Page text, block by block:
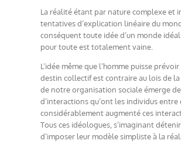
La réalité étant par nature complexe et
tentatives d’explication linéaire du
conséquent toute idée d’un monde
pour toute est totalement vaine.
L’idée même que l’homme puisse
destin collectif est contraire au lois de
de notre organisation sociale émerge
d’interactions qu’ont les individus entre
considérablement augmenté ces
Tous ces idéologues, s’imaginant
d’imposer leur modèle simpliste à la